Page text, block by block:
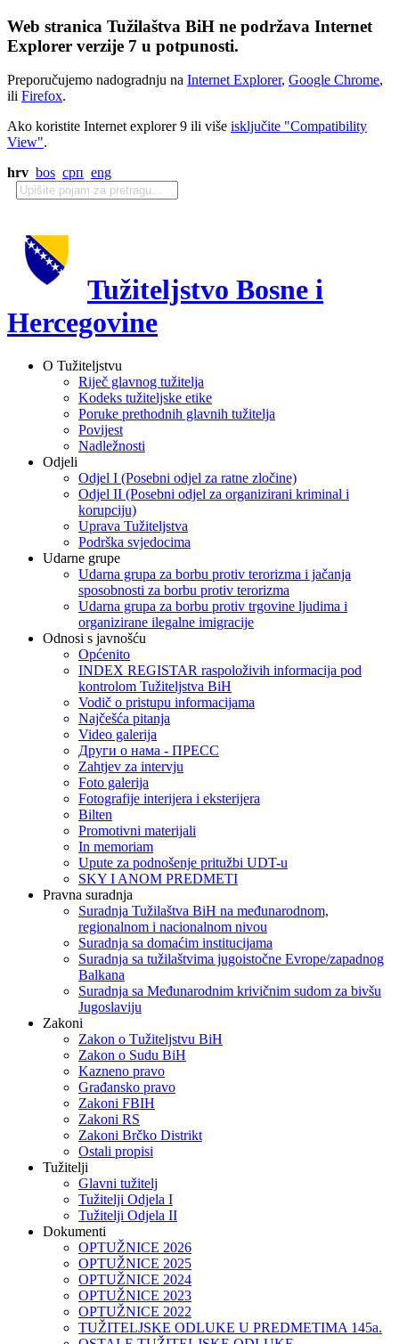
Web stranica Tužilaštva BiH ne podržava Internet
Explorer verzije 7 u potpunosti.
Preporučujemo nadogradnju na Internet Explorer, Google Chrome,
ili Firefox.
Ako koristite Internet explorer 9 ili više isključite "Compatibility
View".
hrv bos срп eng
Tužiteljstvo Bosne i
Hercegovine
O Tužiteljstvu
Riječ glavnog tužitelja
Kodeks tužiteljske etike
Poruke prethodnih glavnih tužitelja
Povijest
Nadležnosti
Odjeli
Odjel I (Posebni odjel za ratne zločine)
Odjel II (Posebni odjel za organizirani kriminal i
korupciju)
Uprava Tužiteljstva
Podrška svjedocima
Udarne grupe
Udarna grupa za borbu protiv terorizma i jačanja
sposobnosti za borbu protiv terorizma
Udarna grupa za borbu protiv trgovine ljudima i
organizirane ilegalne imigracije
Odnosi s javnošću
Općenito
INDEX REGISTAR raspoloživih informacija pod
kontrolom Tužiteljstva BiH
Vodič o pristupu informacijama
Najčešća pitanja
Video galerija
Други о нама - ПРЕСC
Zahtjev za intervju
Foto galerija
Fotografije interijera i eksterijera
Bilten
Promotivni materijali
In memoriam
Upute za podnošenje pritužbi UDT-u
SKY I ANOM PREDMETI
Pravna suradnja
Suradnja Tužilaštva BiH na međunarodnom,
regionalnom i nacionalnom nivou
Suradnja sa domaćim institucijama
Suradnja sa tužilaštvima jugoistočne Evrope/zapadnog
Balkana
Suradnja sa Međunarodnim krivičnim sudom za bivšu
Jugoslaviju
Zakoni
Zakon o Тužiteljstvu BiH
Zakon o Sudu BiH
Kazneno pravo
Građansko pravo
Zakoni FBIH
Zakoni RS
Zakoni Brčko Distrikt
Ostali propisi
Tužitelji
Glavni tužitelj
Tužitelji Odjela I
Tužitelji Odjela II
Dokumenti
OPTUŽNICE 2026
OPTUŽNICE 2025
OPTUŽNICE 2024
OPTUŽNICE 2023
OPTUŽNICE 2022
TUŽITELJSKE ODLUKE U PREDMETIMA 145a.